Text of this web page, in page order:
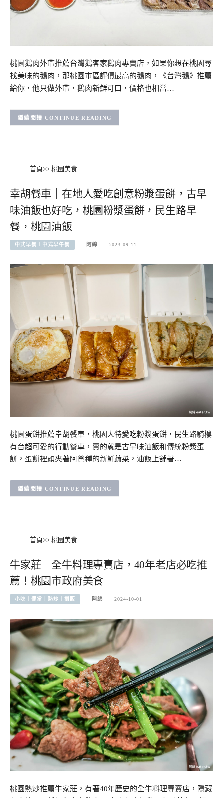
桃園鵝肉外帶推薦台灣鵝客家鵝肉專賣店，如果你想在桃園尋
找美味的鵝肉，那桃園市區評價最高的鵝肉，《台灣鵝》推薦
給你，他只做外帶，鵝肉新鮮可口，價格也相當…
CONTINUE READING
首頁>> 桃園美食
幸胡餐車｜在地人愛吃創意粉漿蛋餅，古早
味油飯也好吃，桃園粉漿蛋餅，民生路早
餐，桃園油飯
中式早餐︱中式早午餐 阿綿 2023-09-11
桃園蛋餅推薦幸胡餐車，桃園人特愛吃粉漿蛋餅，民生路騎樓
有台超可愛的行動餐車，賣的就是古早味油飯和傳統粉漿蛋
餅，蛋餅裡頭夾著阿爸種的新鮮蔬菜，油飯上舖著…
CONTINUE READING
首頁>> 桃園美食
牛家莊｜全牛料理專賣店，40年老店必吃推
薦！桃園市政府美食
小吃︱便當︱熱炒︱攤販 阿綿 2024-10-01
桃園熱炒推薦牛家莊，有著40年歷史的全牛料理專賣店，隱藏